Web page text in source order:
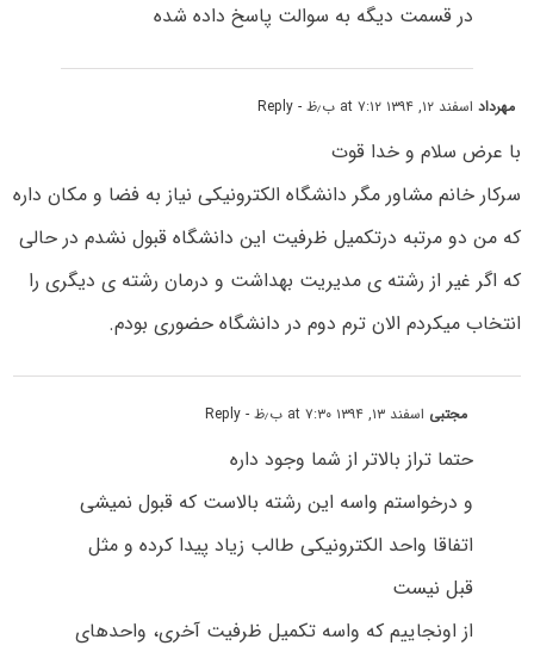
در قسمت دیگه به سوالت پاسخ داده شده
مهرداداسفند ۱۲, ۱۳۹۴ at ۷:۱۲ ب٫ظ - Reply
با عرض سلام و خدا قوت
سرکار خانم مشاور مگر دانشگاه الکترونیکی نیاز به فضا و مکان داره
که من دو مرتبه درتکمیل ظرفیت این دانشگاه قبول نشدم در حالی
که اگر غیر از رشته ی مدیریت بهداشت و درمان رشته ی دیگری را
انتخاب میکردم الان ترم دوم در دانشگاه حضوری بودم.
مجتبی اسفند ۱۳, ۱۳۹۴ at ۷:۳۰ ب٫ظ - Reply
حتما تراز بالاتر از شما وجود داره
و درخواستم واسه این رشته بالاست که قبول نمیشی
اتفاقا واحد الکترونیکی طالب زیاد پیدا کرده و مثل
قبل نیست
از اونجاییم که واسه تکمیل ظرفیت آخری، واحدهای